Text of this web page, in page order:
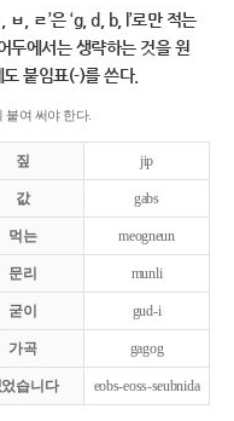
, ㄹ’은 ‘g, d, b, l’로만 적는
두에서는 생략하는 것을 원
붙임표(-)를 쓴다.
붙여 써야 한다.
짚 jip
값 gabs
먹는 meogneun
문리 munli
굳이 gud-i
가곡 gagog
었습니다 eobs-eoss-seubnida